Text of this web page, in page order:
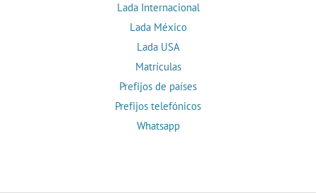
Lada Internacional
Lada México
Lada USA
Matrículas
Prefijos de países
Prefijos telefónicos
Whatsapp